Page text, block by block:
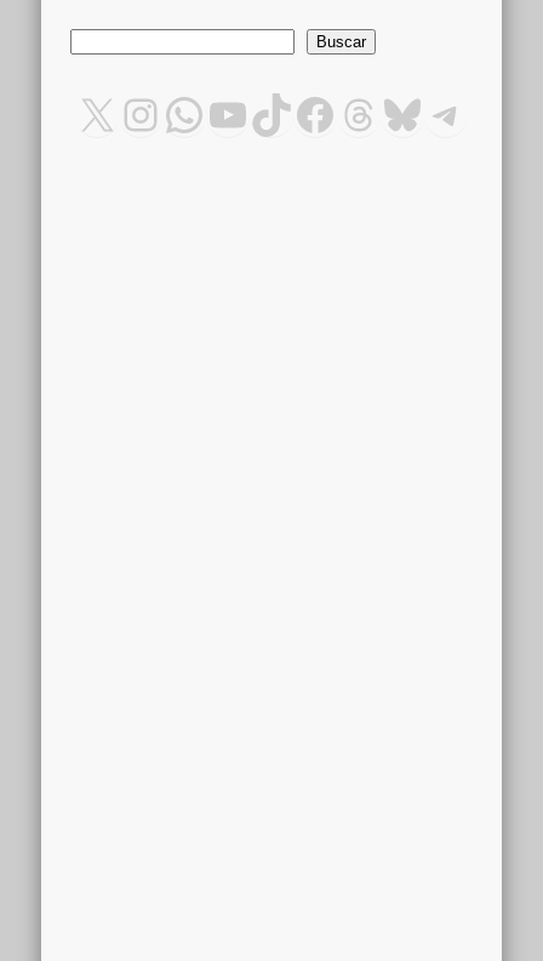
Buscar
X Instagram
WhatsApp
YouTube
TikTok
Facebook
Threads
Bluesky